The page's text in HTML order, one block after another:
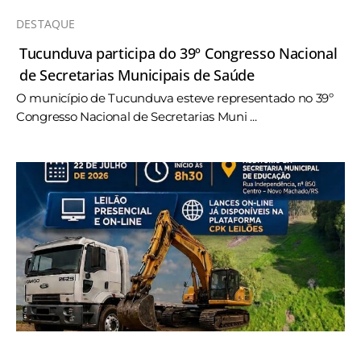
DESTAQUE
Tucunduva participa do 39º Congresso Nacional
de Secretarias Municipais de Saúde
O município de Tucunduva esteve representado no 39º
Congresso Nacional de Secretarias Muni ...